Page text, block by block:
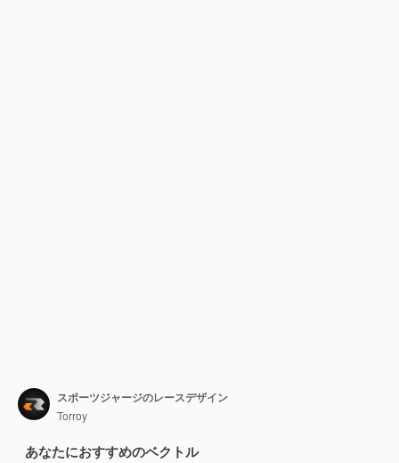
スポーツジャージのレースデザイン
Torroy
あなたにおすすめのベクトル